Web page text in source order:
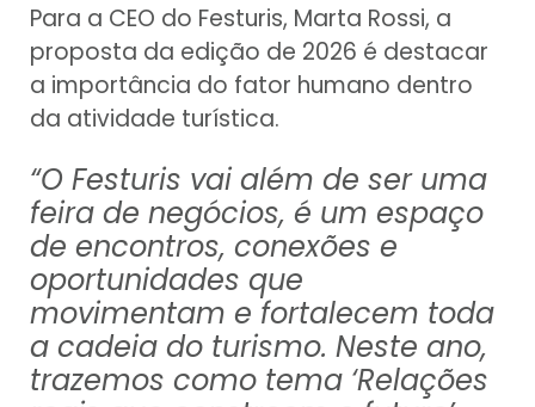
Para a CEO do Festuris, Marta Rossi, a
proposta da edição de 2026 é destacar
a importância do fator humano dentro
da atividade turística.
“O Festuris vai além de ser uma
feira de negócios, é um espaço
de encontros, conexões e
oportunidades que
movimentam e fortalecem toda
a cadeia do turismo. Neste ano,
trazemos como tema ‘Relações